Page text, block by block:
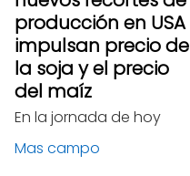
producción en USA
impulsan precio de
la soja y el precio
del maíz
En la jornada de hoy
Mas campo